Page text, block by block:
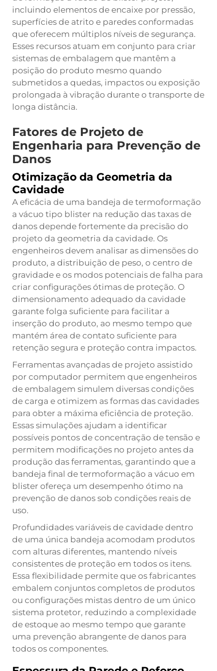
incluindo elementos de encaixe por pressão,
superfícies de atrito e paredes conformadas
que oferecem múltiplos níveis de segurança.
Esses recursos atuam em conjunto para criar
sistemas de embalagem que mantêm a
posição do produto mesmo quando
submetidos a quedas, impactos ou exposição
prolongada à vibração durante o transporte de
longa distância.
Fatores de Projeto de
Engenharia para Prevenção de
Danos
Otimização da Geometria da
Cavidade
A eficácia de uma bandeja de termoformação
a vácuo tipo blister na redução das taxas de
danos depende fortemente da precisão do
projeto da geometria da cavidade. Os
engenheiros devem analisar as dimensões do
produto, a distribuição de peso, o centro de
gravidade e os modos potenciais de falha para
criar configurações ótimas de proteção. O
dimensionamento adequado da cavidade
garante folga suficiente para facilitar a
inserção do produto, ao mesmo tempo que
mantém área de contato suficiente para
retenção segura e proteção contra impactos.
Ferramentas avançadas de projeto assistido
por computador permitem que engenheiros
de embalagem simulem diversas condições
de carga e otimizem as formas das cavidades
para obter a máxima eficiência de proteção.
Essas simulações ajudam a identificar
possíveis pontos de concentração de tensão e
permitem modificações no projeto antes da
produção das ferramentas, garantindo que a
bandeja final de termoformação a vácuo em
blister ofereça um desempenho ótimo na
prevenção de danos sob condições reais de
uso.
Profundidades variáveis de cavidade dentro
de uma única bandeja acomodam produtos
com alturas diferentes, mantendo níveis
consistentes de proteção em todos os itens.
Essa flexibilidade permite que os fabricantes
embalem conjuntos completos de produtos
ou configurações mistas dentro de um único
sistema protetor, reduzindo a complexidade
de estoque ao mesmo tempo que garante
uma prevenção abrangente de danos para
todos os componentes.